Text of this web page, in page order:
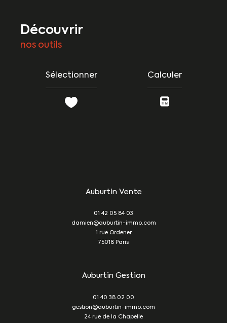
découvrir
nos outils
Sélectionner Calculer
Auburtin Vente
01 42 05 84 03
damien@auburtin-immo.com
1 rue Ordener
75018
Paris
Auburtin Gestion
01 40 38 02 00
gestion@auburtin-immo.com
24 rue de la Chapelle